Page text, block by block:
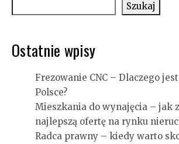
Szukaj
Ostatnie wpisy
Frezowanie CNC – Dlaczego
Polsce?
Mieszkania do wynajęcia – jak
najlepszą ofertę na rynku
Radca prawny – kiedy warto